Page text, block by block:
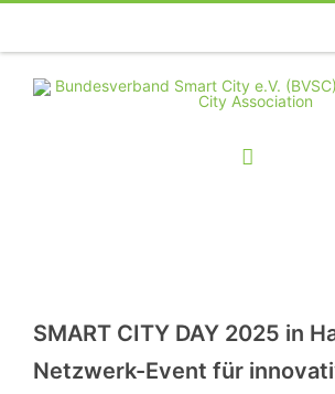
TelefonFacebookTwitterYoutubeInstagramLinkedinRSS
SMART CITY DAY 2025 in
Netzwerk-Event für